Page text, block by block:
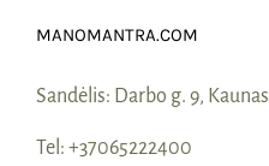
MANOMANTRA.COM
Sandėlis: Darbo g. 9, Kaunas
Tel: +37065222400